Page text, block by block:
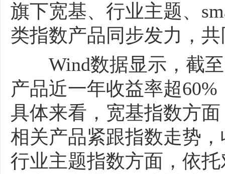
旗下宽基、行业主题、
类指数产品同步发力，
Wind数据显示，截至
产品近一年收益率超
具体来看，宽基指数方
相关产品紧跟指数走势
行业主题指数方面，依